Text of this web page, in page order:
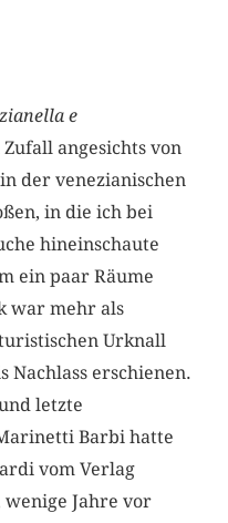
e
angesichts von
der venezianischen
in die ich bei
hineinschaute
ein paar Räume
war mehr als
Urknall
Nachlass erschienen.
letzte
Barbi hatte
vom Verlag
wenige Jahre vor